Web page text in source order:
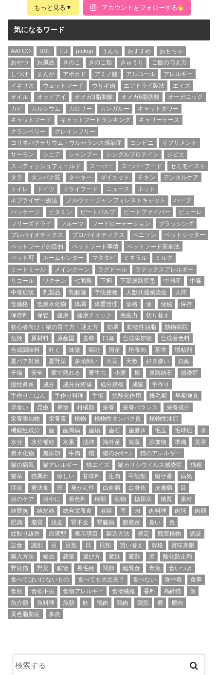
もっと見る▼ アカウントをフォローする
気になるワード
AAFCO BSE EU pickup うんち おすすめ
おもちゃ
おやつ
お風呂 きのこ きのこ類 きゅうり
ご飯の与え方
しつけ
まんが アボカド アミノ酸 アルコール
アレルギー
イギリス
ウェットフード ウサギ肉 エアドライ製法
エイズ
オイル
オッドアイ オメガ3脂肪酸 オメガ6脂肪酸
オーガニック
カビ
カルシウム カロリー カンガルー
キャットタワー
キャットフード
キャットフードランキング
キャリーケース
クランベリー
グレインフリー
コリネバクテリウム・ウルセランス感染症
コンビニ
サプリメント
サーモン
シニア シャンプー シングルプロテイン
ジビエ
スコティッシュフォールド
スーパー スーパーフード
セミモイスト
タラ
タンパク質 ターキー ダイエット チキン
デンタルケア
トイレ
ドイツ ドライフード ニュース
ネット
ネブライザー療法
ノルウェージャンフォレストキャット
ハーブ
パッケージ
ビタミン ビートパルプ ビートファイバー
ピューレ
フリーズドライ
フルーツ フードローテーション
ブラッシング
プレバイオティクス
プロバイオティクス ベニソン
ペットシッター
ペットフードの目的
ペットフード事情
ペットフード安全法
ペット可
ホームセンター マタタビ ミネラル
ミルク
ミートミール
メインクーン ラグドール
ラテックスアレルギー
リコール
ワクチン 七面鳥 下痢 下部尿路疾患 中国産
中毒
中毒症状
乳製品 乳酸菌 予防接種 人獣共通感染症
人間
低価格
低炭水化物 体調 体重管理 価格 便 便秘
保存
保存料
保管 健康 健康チェック 免疫力
切り替え
初心者向け｜猫の育て方・迎え方
効果 動物性油脂
動物病院
危険
原材料 原産国 去勢 口臭 合成添加物
合成着色料
合成調味料
吐く 味覚 嘔吐 国産 培養肉 基準
増粘剤
夏バテ対策
夏野菜 多頭飼い 大豆 天敵 好き嫌い
妊娠
子猫
安全 家で隠れる 寄生虫 小麦 尿 尿路結石
感染症
慢性鼻炎
成分 成分分析値 成分規格 成猫
手作り
手作りごはん
手作り料理 手術 抗酸化作用 換毛期
早期発見
早食い
昆虫 果物 柑橘類 栄養 栄養バランス
栄養成分
栄養添加物
栄養素 植物 植物性タンパク質
植物性油脂
機能性成分
歯 歯周病 歯垢 歯石 歯磨き 毛玉 毛球症
水
水分
水分補給 水素 法律 海外産 海藻 添加物 準備
災害
炭水化物
無添加 牛肉 猫 猫のおやつ
猫のアレルギー
猫の病気
猫アレルギー 猫エイズ 猫カリシウイルス感染症
猫種
猫草
猫風邪 珍しい 甘味料 生肉 甲殻類 留守番
病気
症状
療法食 癌 発がん性 白血病 白身魚 皮膚病
目
目のケア
目やに 着色料 種類 穀物 糖尿病 糖質
素材
結膜炎
給水器 総合栄養食 老猫 耳 肉 肉料理 肉球
肉類
肥満
脂質 脱走 腎不全 腎臓病 膀胱炎 臭い
色
蚊取り線香
血液型 表示項目 製造方法 規定 観葉植物
認証
誤食
識別 豆 豆類 貝 貝類 買い替え 資格
賞味期限
購入方法
輸血 農薬 選び方 避妊 避難 酒
酸化防止剤
野良猫
野菜 鉱物 長毛種 関節 離乳食 青魚
食いつき
食べてはいけないもの
食べても大丈夫？ 食べない 食中毒
食事
食欲
食欲不振 食物アレルギー 食物繊維 香料 高齢猫
魚
魚介類
魚料理 魚類 鮭 鴨肉 鶏肉 鶏脂 鹿
鹿肉
黄色脂肪症
鼻炎